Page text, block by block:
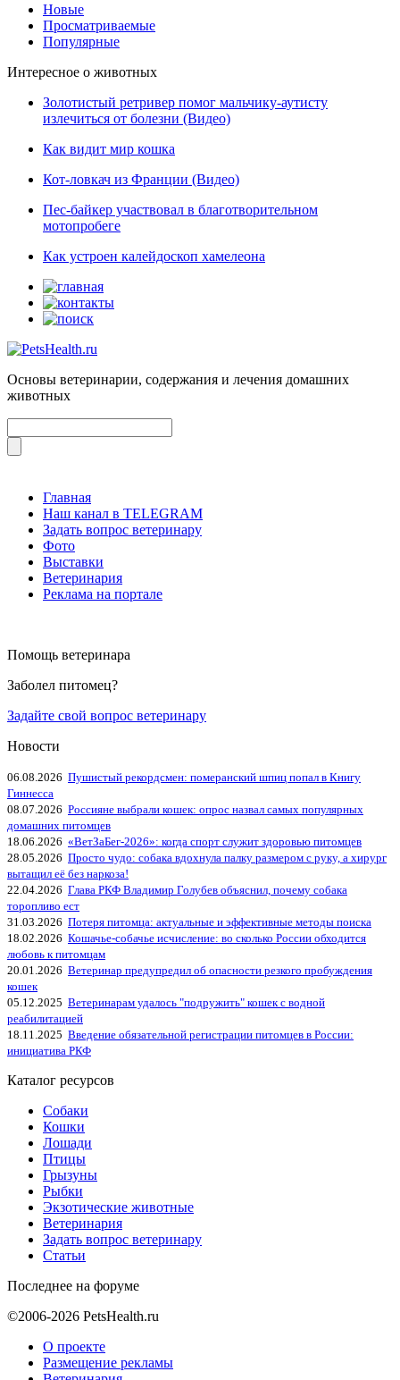
Новые
Просматриваемые
Популярные
Интересное о животных
Золотистый ретривер помог мальчику-аутисту
излечиться от болезни (Видео)
Как видит мир кошка
Кот-ловкач из Франции (Видео)
Пес-байкер участвовал в благотворительном
мотопробеге
Как устроен калейдоскоп хамелеона
Основы ветеринарии, содержания и лечения домашних
животных
Главная
Наш канал в TELEGRAM
Задать вопрос ветеринару
Фото
Выставки
Ветеринария
Реклама на портале
Помощь ветеринара
Заболел питомец?
Задайте свой вопрос ветеринару
Новости
06.08.2026 Пушистый рекордсмен: померанский шпиц попал в Книгу
Гиннесса
08.07.2026 Россияне выбрали кошек: опрос назвал самых популярных
домашних питомцев
18.06.2026 «ВетЗаБег‑2026»: когда спорт служит здоровью питомцев
28.05.2026 Просто чудо: собака вдохнула палку размером с руку, а хирург
вытащил её без наркоза!
22.04.2026 Глава РКФ Владимир Голубев объяснил, почему собака
торопливо ест
31.03.2026 Потеря питомца: актуальные и эффективные методы поиска
18.02.2026 Кошачье-собачье исчисление: во сколько России обходится
любовь к питомцам
20.01.2026 Ветеринар предупредил об опасности резкого пробуждения
кошек
05.12.2025 Ветеринарам удалось "подружить" кошек с водной
реабилитацией
18.11.2025 Введение обязательной регистрации питомцев в России:
инициатива РКФ
Каталог ресурсов
Собаки
Кошки
Лошади
Птицы
Грызуны
Рыбки
Экзотические животные
Ветеринария
Задать вопрос ветеринару
Статьи
Последнее на форуме
©2006-2026 PetsHealth.ru
О проекте
Размещение рекламы